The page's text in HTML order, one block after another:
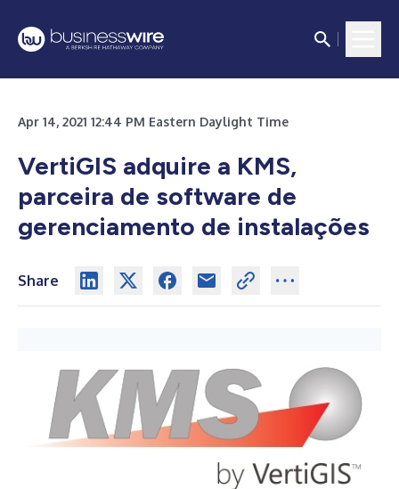
Apr 14, 2021 12:44 PM Eastern Daylight Time
VertiGIS adquire a KMS,
parceira de software de
gerenciamento de instalações
Share